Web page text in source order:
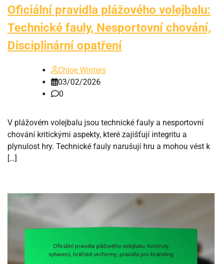
Oficiální pravidla plážového volejbalu:
Technické fauly, Nesportovní chování,
Disciplinární opatření
Chloe Winters
03/02/2026
0
V plážovém volejbalu jsou technické fauly a nesportovní
chování kritickými aspekty, které zajišťují integritu a
plynulost hry. Technické fauly narušují hru a mohou vést k
[…]